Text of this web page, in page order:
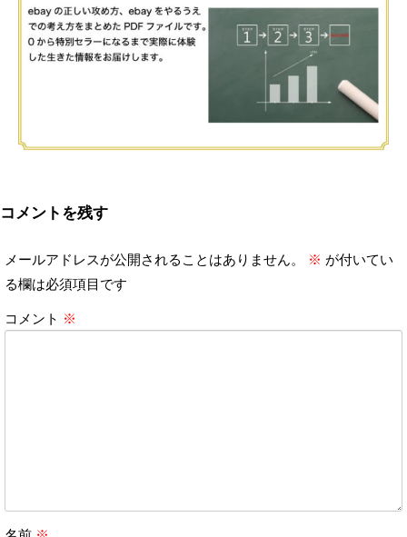
コメントを残す
メールアドレスが公開されることはありません。 ※ が付いてい
る欄は必須項目です
コメント ※